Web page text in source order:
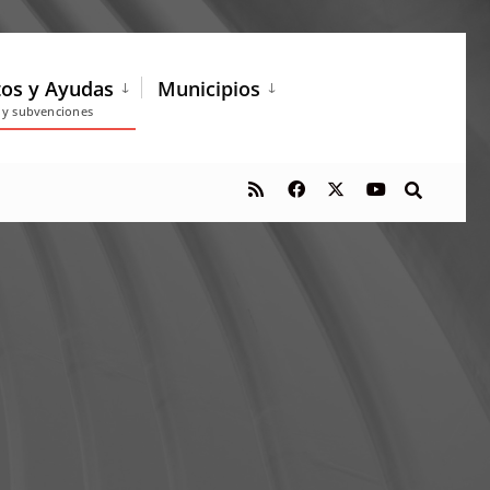
y Ayudas
subvenciones
Municipios